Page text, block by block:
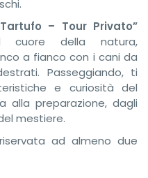
– Tour Privato”
cuore della natura,
a fianco con i cani da
Passeggiando, ti
e curiosità del
alla preparazione, dagli
mestiere.
ad almeno due